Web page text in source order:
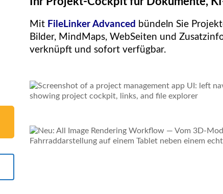
Mit FileLinker Advanced bündeln Sie
Bilder, MindMaps, WebSeiten und
verknüpft und sofort verfügbar.